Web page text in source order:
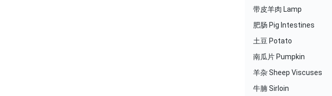
带皮羊肉 Lamp
肥肠 Pig Intestines
土豆 Potato
南瓜片 Pumpkin
羊杂 Sheep Viscuses
牛腩 Sirloin